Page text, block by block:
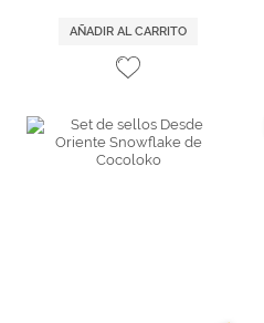
AÑADIR AL CARRITO